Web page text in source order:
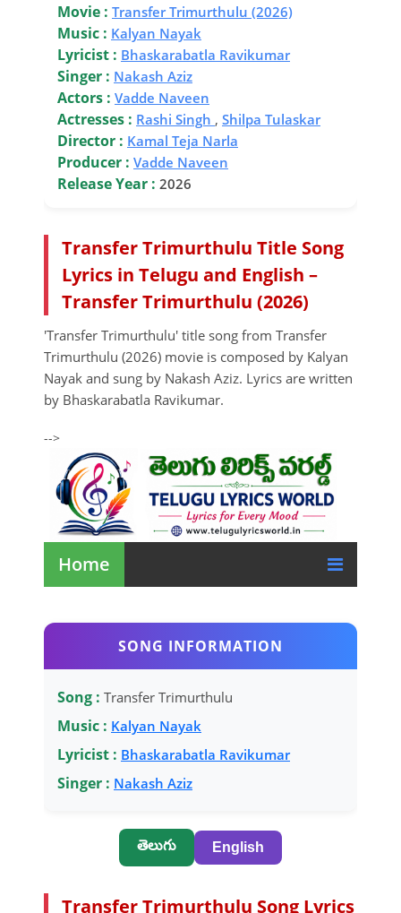
Movie : Transfer Trimurthulu (2026)
Music : Kalyan Nayak
Lyricist : Bhaskarabatla Ravikumar
Singer : Nakash Aziz
Actors : Vadde Naveen
Actresses : Rashi Singh , Shilpa Tulaskar
Director : Kamal Teja Narla
Producer : Vadde Naveen
Release Year : 2026
Transfer Trimurthulu Title Song
Lyrics in Telugu and English –
Transfer Trimurthulu (2026)
'Transfer Trimurthulu' title song from Transfer
Trimurthulu (2026) movie is composed by Kalyan
Nayak and sung by Nakash Aziz. Lyrics are written
by Bhaskarabatla Ravikumar.
SONG INFORMATION
Song : Transfer Trimurthulu
Music : Kalyan Nayak
Lyricist : Bhaskarabatla Ravikumar
Singer : Nakash Aziz
తెలుగు English
Transfer Trimurthulu Song Lyrics